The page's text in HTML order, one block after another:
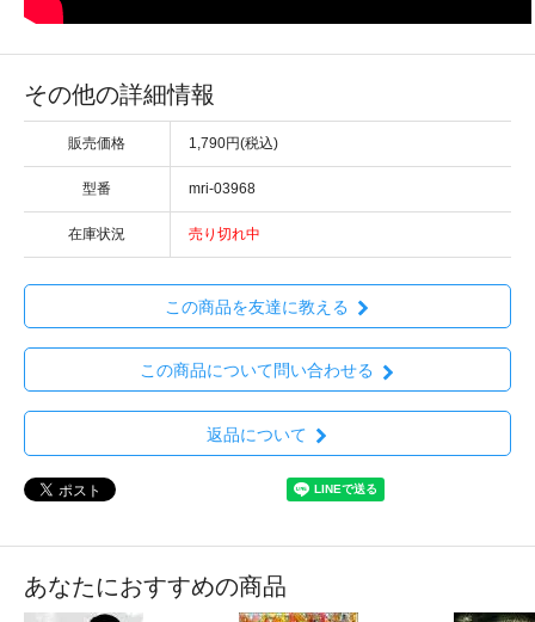
その他の詳細情報
販売価格 1,790円(税込)
型番 mri-03968
在庫状況 売り切れ中
この商品を友達に教える
この商品について問い合わせる
返品について
あなたにおすすめの商品